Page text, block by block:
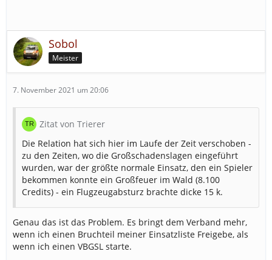
Sobol
Meister
7. November 2021 um 20:06
Zitat von Trierer
Die Relation hat sich hier im Laufe der Zeit verschoben -
zu den Zeiten, wo die Großschadenslagen eingeführt
wurden, war der größte normale Einsatz, den ein Spieler
bekommen konnte ein Großfeuer im Wald (8.100
Credits) - ein Flugzeugabsturz brachte dicke 15 k.
Genau das ist das Problem. Es bringt dem Verband mehr,
wenn ich einen Bruchteil meiner Einsatzliste Freigebe, als
wenn ich einen VBGSL starte.